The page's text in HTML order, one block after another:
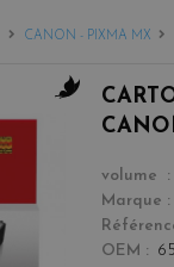
CANON - PIXMA MX
color
volume
Marque
OEM